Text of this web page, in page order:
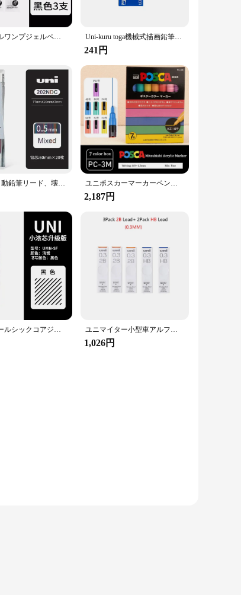
ユニボールワンプジェルペン、UMN-SPミニポータブルポケットペン、かわいいカワイイ学用品、日本文房具賞 Uni-kuru toga機械式描画鉛筆、重力センター、自動回転、学用品、文房具、0.5mm、M5-452
241円
I-nano色自動鉛筆リード、壊れにくい、マークのない、学用品、日本、202ndc、0.5mm ユニポスカーマーカーペンセット、アクリル製の角が付いたアクリル画PC-1M、3m、5m、8k、17k、7/8/15色のポップポスターペン/グラフィティ広告アート
2,187円
ユニスモールシックコアジェルペン、ブラックユニバーサルシグネチャーペン、低重力、UMN-SF、日本、夏限定、新品 ユニマイター小型車アルファジェルスイッチ機械式鉛筆、自動回転、日本製文房具、学用品、M5-1009GG、0.3mm、0.5mm
1,026円